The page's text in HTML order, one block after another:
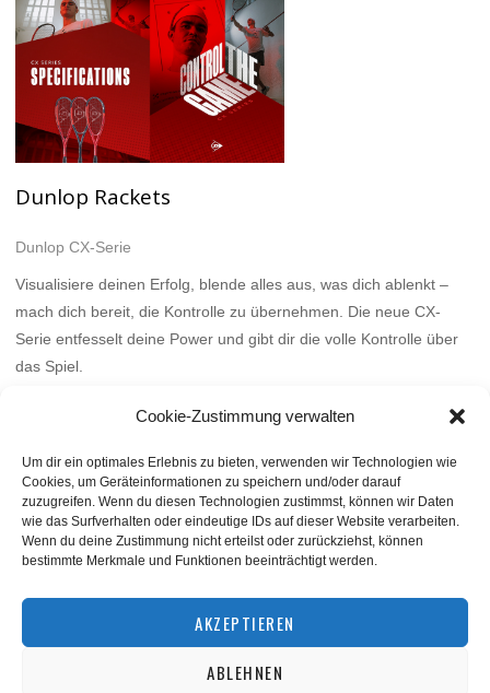
Cookie-Zustimmung verwalten
Um dir ein optimales Erlebnis zu bieten, verwenden wir Technologien wie
Cookies, um Geräteinformationen zu speichern und/oder darauf
zuzugreifen. Wenn du diesen Technologien zustimmst, können wir Daten
wie das Surfverhalten oder eindeutige IDs auf dieser Website verarbeiten.
Wenn du deine Zustimmung nicht erteilst oder zurückziehst, können
bestimmte Merkmale und Funktionen beeinträchtigt werden.
AKZEPTIEREN
ABLEHNEN
Dunlop Rackets
Dunlop CX-Serie
Visualisiere deinen Erfolg, blende alles aus, was dich ablenkt –
mach dich bereit, die Kontrolle zu übernehmen. Die neue CX-
Serie entfesselt deine Power und gibt dir die volle Kontrolle über
das Spiel.
BACK TO TOP
squashnet.de2026